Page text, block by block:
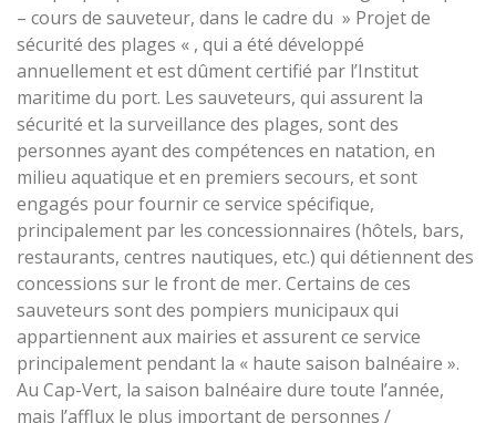
– cours de sauveteur, dans le cadre du » Projet de
sécurité des plages « , qui a été développé
annuellement et est dûment certifié par l’Institut
maritime du port. Les sauveteurs, qui assurent la
sécurité et la surveillance des plages, sont des
personnes ayant des compétences en natation, en
milieu aquatique et en premiers secours, et sont
engagés pour fournir ce service spécifique,
principalement par les concessionnaires (hôtels, bars,
restaurants, centres nautiques, etc.) qui détiennent des
concessions sur le front de mer. Certains de ces
sauveteurs sont des pompiers municipaux qui
appartiennent aux mairies et assurent ce service
principalement pendant la « haute saison balnéaire ».
Au Cap-Vert, la saison balnéaire dure toute l’année,
mais l’afflux le plus important de personnes /